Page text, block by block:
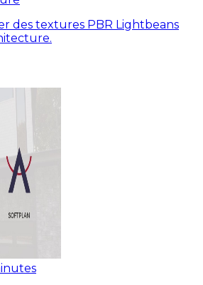
des textures PBR Lightbeans